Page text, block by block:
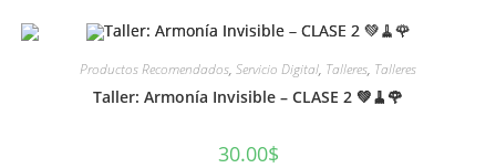
Productos Recomendados, Servicio Digital, Talleres, Talleres
Taller: Armonía Invisible – CLASE 2 💚🧹🌹
30.00$